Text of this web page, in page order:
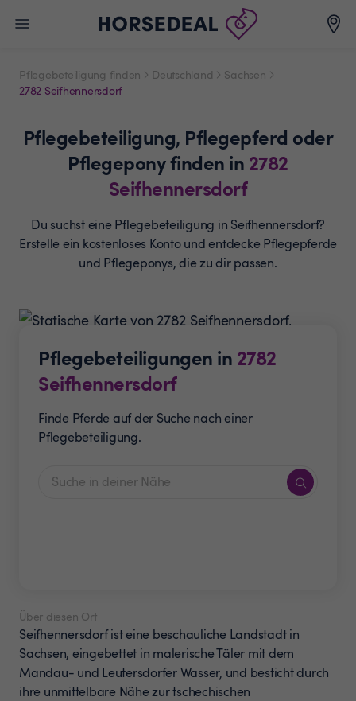
Pflegebeteiligung finden Deutschland
Sachsen
2782 Seifhennersdorf
Pflegebeteiligung, Pflegepferd oder
Pflegeponyfinden in 2782
Seifhennersdorf
Du suchst eine Pflegebeteiligung in Seifhennersdorf?
Erstelle ein kostenloses Konto und entdecke Pflegepferde
und Pflegeponys, die zu dir passen.
Pflegebeteiligungen in 2782
Seifhennersdorf
Finde Pferde auf der Suche nach einer
Pflegebeteiligung.
Über diesen Ort
Seifhennersdorf ist eine beschauliche Landstadt in
Sachsen, eingebettet in malerische Täler mit dem
Mandau- und Leutersdorfer Wasser, und besticht durch
ihre unmittelbare Nähe zur tschechischen